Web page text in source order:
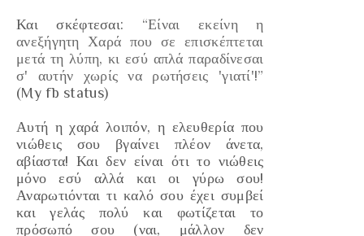
Και σκέφτεσαι: “Είναι εκείνη η
ανεξήγητη Χαρά που σε επισκέπτεται
μετά τη λύπη, κι εσύ απλά παραδίνεσαι
σ' αυτήν χωρίς να ρωτήσεις 'γιατί'!”
(My fb status)
Αυτή η χαρά λοιπόν, η ελευθερία που
νιώθεις σου βγαίνει πλέον άνετα,
αβίαστα! Και δεν είναι ότι το νιώθεις
μόνο εσύ αλλά και οι γύρω σου!
Αναρωτιόνται τι καλό σου έχει συμβεί
και γελάς πολύ και φωτίζεται το
πρόσωπό σου (ναι, μάλλον δεν